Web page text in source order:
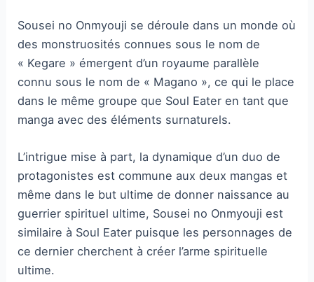
Sousei no Onmyouji se déroule dans un monde où
des monstruosités connues sous le nom de
« Kegare » émergent d’un royaume parallèle
connu sous le nom de « Magano », ce qui le place
dans le même groupe que Soul Eater en tant que
manga avec des éléments surnaturels.
L’intrigue mise à part, la dynamique d’un duo de
protagonistes est commune aux deux mangas et
même dans le but ultime de donner naissance au
guerrier spirituel ultime, Sousei no Onmyouji est
similaire à Soul Eater puisque les personnages de
ce dernier cherchent à créer l’arme spirituelle
ultime.